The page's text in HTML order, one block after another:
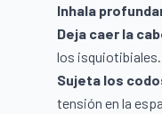
Inhala
Deja caer la
los isquiotibiales.
Sujeta los
tensión en la